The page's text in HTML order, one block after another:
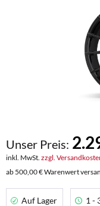
Unser Preis:
inkl. MwSt. zzgl.
ab 500,00 € Warenwert
Auf Lager 1 -